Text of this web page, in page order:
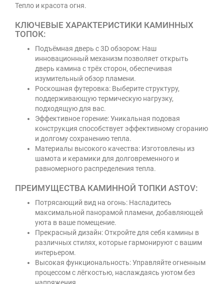
Тепло и красота огня.
КЛЮЧЕВЫЕ ХАРАКТЕРИСТИКИ КАМИННЫХ
ТОПОК:
Подъёмная дверь с 3D обзором: Наш
инновационный механизм позволяет открыть
дверь камина с трёх сторон, обеспечивая
изумительный обзор пламени.
Роскошная футеровка: Выберите структуру,
поддерживающую термическую нагрузку,
подходящую для вас.
Эффективное горение: Уникальная подовая
конструкция способствует эффективному сгоранию
и долгому сохранению тепла.
Материалы высокого качества: Изготовлены из
шамота и керамики для долговременного и
равномерного распределения тепла.
ПРЕИМУЩЕСТВА КАМИННОЙ ТОПКИ ASTOV:
Потрясающий вид на огонь: Насладитесь
максимальной панорамой пламени, добавляющей
уюта в ваше помещение.
Прекрасный дизайн: Откройте для себя камины в
различных стилях, которые гармонируют с вашим
интерьером.
Высокая функциональность: Управляйте огненным
процессом с лёгкостью, наслаждаясь уютом без